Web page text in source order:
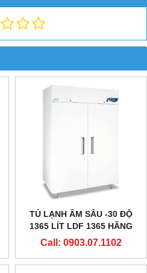
TỦ LẠNH ÂM SÂU -30 ĐỘ
1365 LÍT LDF 1365 HÃNG
EVERMED - Ý
Call: 0903.07.1102